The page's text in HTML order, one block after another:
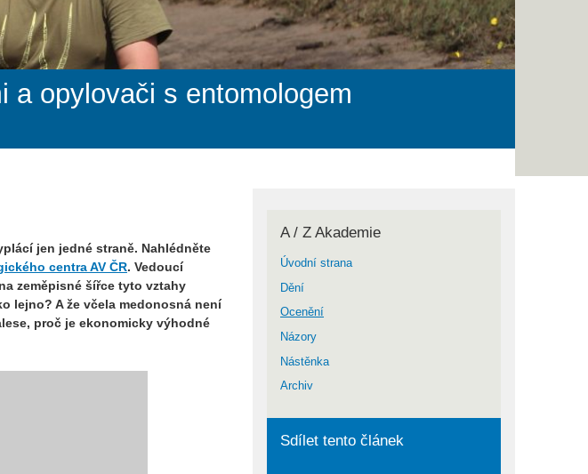
a opylovači s entomologem
jen jedné straně. Nahlédněte
centra AV ČR. Vedoucí
zeměpisné šířce tyto vztahy
lejno? A že včela medonosná není
proč je ekonomicky výhodné
A / Z Akademie
Úvodní strana
Dění
Ocenění
Názory
Nástěnka
Archiv
Sdílet tento článek